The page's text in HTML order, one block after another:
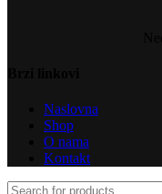
Naslovna
Shop
O nama
Kontakt